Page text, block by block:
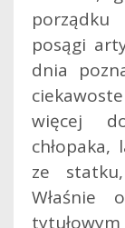
posągi
dnia
więcej
chłopaka,
ze
Właśnie